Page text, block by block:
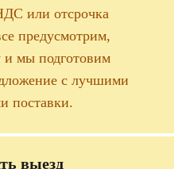
или отсрочка
предусмотрим,
и мы подготовим
с лучшими
поставки.
выезд